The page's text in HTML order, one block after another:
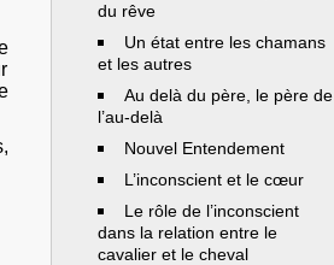
du rêve
Un état entre les chamans
et les autres
Au delà du père, le père de
l’au-delà
Nouvel Entendement
L’inconscient et le cœur
Le rôle de l’inconscient
dans la relation entre le
cavalier et le cheval